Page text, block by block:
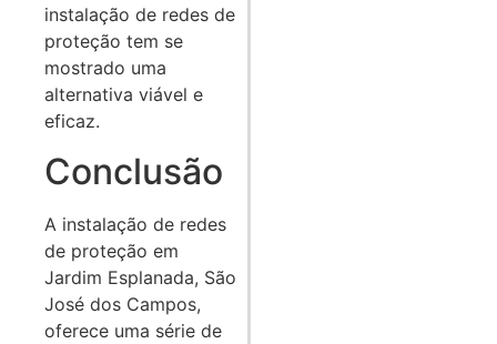
instalação de redes de
proteção tem se
mostrado uma
alternativa viável e
eficaz.
Conclusão
A instalação de redes
de proteção em
Jardim Esplanada, São
José dos Campos,
oferece uma série de